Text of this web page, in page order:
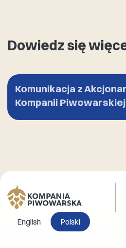
Dowiedz się
Komunikacja z
Kompanii Piwowarskiej
English Polski